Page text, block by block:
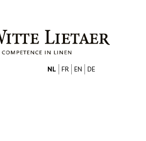
NL FR EN DE